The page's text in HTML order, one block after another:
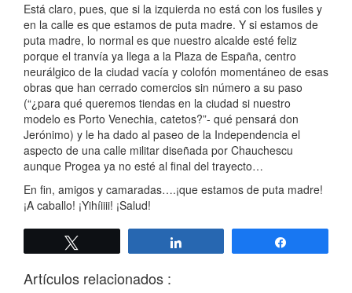
Está claro, pues, que si la izquierda no está con los fusiles y
en la calle es que estamos de puta madre. Y si estamos de
puta madre, lo normal es que nuestro alcalde esté feliz
porque el tranvía ya llega a la Plaza de España, centro
neurálgico de la ciudad vacía y colofón momentáneo de esas
obras que han cerrado comercios sin número a su paso
(“¿para qué queremos tiendas en la ciudad si nuestro
modelo es Porto Venechia, catetos?”- qué pensará don
Jerónimo) y le ha dado al paseo de la Independencia el
aspecto de una calle militar diseñada por Chauchescu
aunque Progea ya no esté al final del trayecto…
En fin, amigos y camaradas….¡que estamos de puta madre!
¡A caballo! ¡Yihíiiii! ¡Salud!
Artículos relacionados :